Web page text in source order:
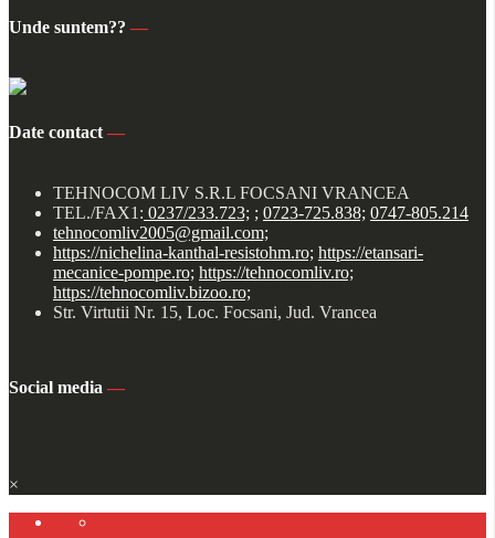
Unde suntem?? —
Date contact —
TEHNOCOM LIV S.R.L FOCSANI VRANCEA
TEL./FAX1: 0237/233.723; ; 0723-725.838; 0747-805.214
tehnocomliv2005@gmail.com;
https://nichelina-kanthal-resistohm.ro; https://etansari-
mecanice-pompe.ro; https://tehnocomliv.ro;
https://tehnocomliv.bizoo.ro;
Str. Virtutii Nr. 15, Loc. Focsani, Jud. Vrancea
Social media —
×